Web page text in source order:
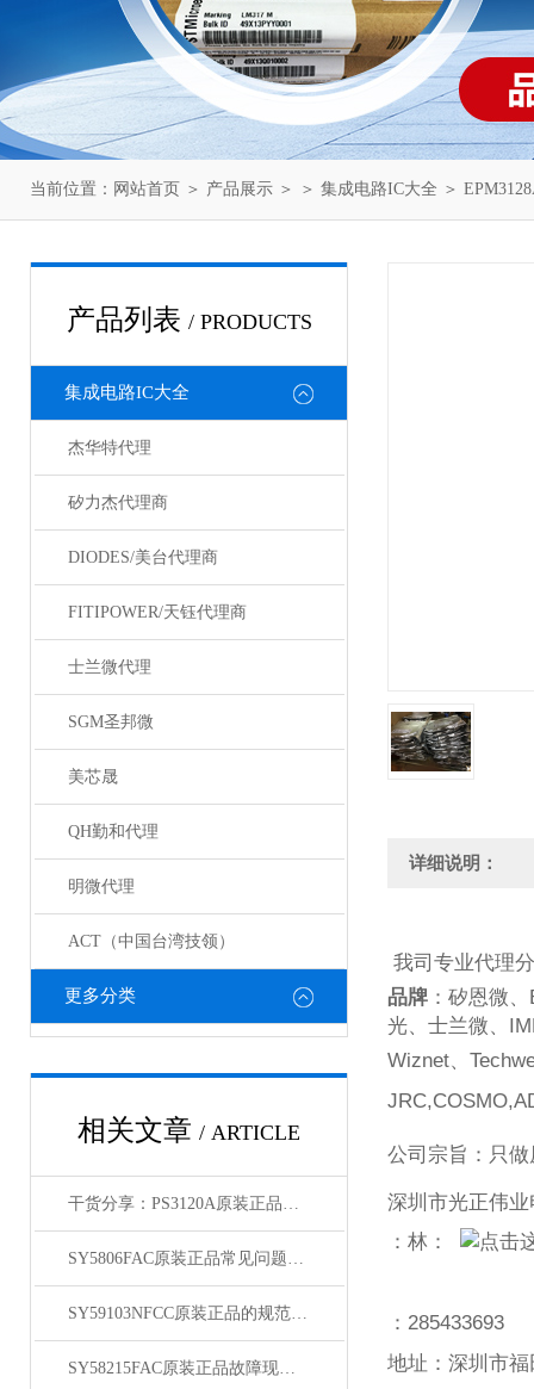
当前位置： 网站首页 ＞ 产品展示 ＞ ＞ 集成电路IC大全 ＞
产品列表 / PRODUCTS
集成电路IC大全
杰华特代理
矽力杰代理商
DIODES/美台代理商
FITIPOWER/天钰代理商
士兰微代理
SGM圣邦微
美芯晟
QH勤和代理
明微代理
ACT（中国台湾技领）
更多分类
相关文章 / ARTICLE
干货分享：PS3120A原装正品使用中的那些常见故障与解决技巧
SY5806FAC原装正品常见问题及对应解决办法大公开
SY59103NFCC原装正品的规范存放管理体系介绍
SY58215FAC原装正品故障现象相应的解决方法介绍
详细说明：
我司专业代理
品牌 ：矽恩微、
光、士兰微、
Wiznet、
公司宗旨：只
深圳市光正伟
：林：
： 285433693
地址：深圳市